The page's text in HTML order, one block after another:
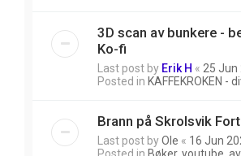
3D scan av bunkere -
Ko-fi
Last post by Erik H « 25 Jun
Posted in KAFFEKROKEN -
Brann på Skrolsvik
Last post byOle « 16 Jun